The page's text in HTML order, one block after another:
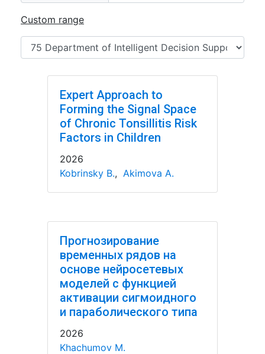
Custom range
Expert Approach to
Forming the Signal Space
of Chronic Tonsillitis Risk
Factors in Children
2026
Kobrinsky B., Akimova A.
Прогнозирование
временных рядов на
основе нейросетевых
моделей с функцией
активации сигмоидного
и параболического типа
2026
Khachumov M.